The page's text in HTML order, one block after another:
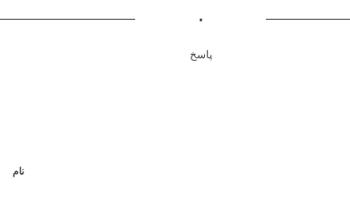
۰
پاسخ
نام